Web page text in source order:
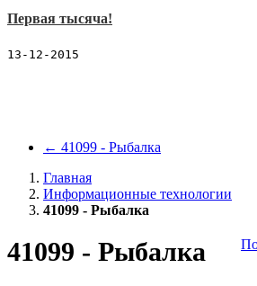
21079 - Супер-Игрок
Больше
41011 - Бабочки мира
41106 - Почтовый миллион
41012 - Цветы
41070 - Народное лото
41134 - Твоя игра 30
Первая тысяча!
13-12-2015
← 41099 - Рыбалка
Главная
Информационные технологии
41099 - Рыбалка
41099 - Рыбалка